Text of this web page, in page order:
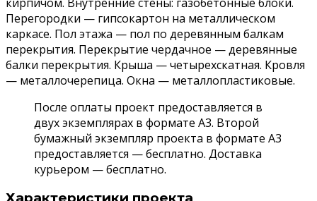
Перегородки — гипсокартон на металлическом
каркасе. Пол этажа — пол по деревянным балкам
перекрытия. Перекрытие чердачное — деревянные
балки перекрытия. Крыша — четырехскатная. Кровля
— металлочерепица. Окна — металлопластиковые.
После оплаты проект предоставляется в
двух экземплярах в формате А3. Второй
бумажный экземпляр проекта в формате А3
предоставляется — бесплатно. Доставка
курьером — бесплатно.